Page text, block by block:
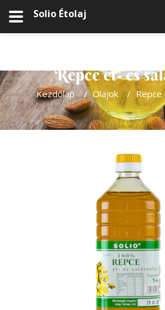
Solio Étolaj
Repce ét- és
Kezdőlap / Olajok /